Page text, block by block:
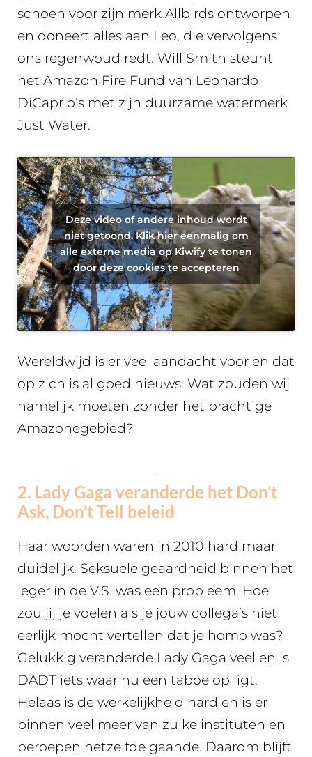
schoen voor zijn merk Allbirds ontworpen
en doneert alles aan Leo, die vervolgens
ons regenwoud redt. Will Smith steunt
het Amazon Fire Fund van Leonardo
DiCaprio’s met zijn duurzame watermerk
Just Water.
Deze video of andere inhoud wordt
niet getoond. Klik hier eenmalig om
alle externe media op Kiwify te tonen
door deze cookies te accepteren
Wereldwijd is er veel aandacht voor en dat
op zich is al goed nieuws. Wat zouden wij
namelijk moeten zonder het prachtige
Amazonegebied?
.
2. Lady Gaga veranderde het Don’t
Ask, Don’t Tell beleid
Haar woorden waren in 2010 hard maar
duidelijk. Seksuele geaardheid binnen het
leger in de V.S. was een probleem. Hoe
zou jij je voelen als je jouw collega’s niet
eerlijk mocht vertellen dat je homo was?
Gelukkig veranderde Lady Gaga veel en is
DADT iets waar nu een taboe op ligt.
Helaas is de werkelijkheid hard en is er
binnen veel meer van zulke instituten en
beroepen hetzelfde gaande. Daarom blijft